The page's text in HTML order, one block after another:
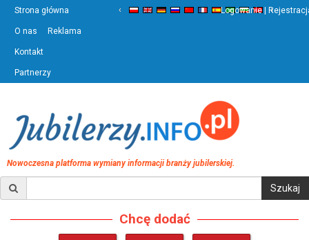
Strona główna
O nas Reklama
Kontakt
Partnerzy
‹ ›
Logowanie |
Nowoczesna platforma wymiany informacji branży jubilerskiej.
Chcę dodać